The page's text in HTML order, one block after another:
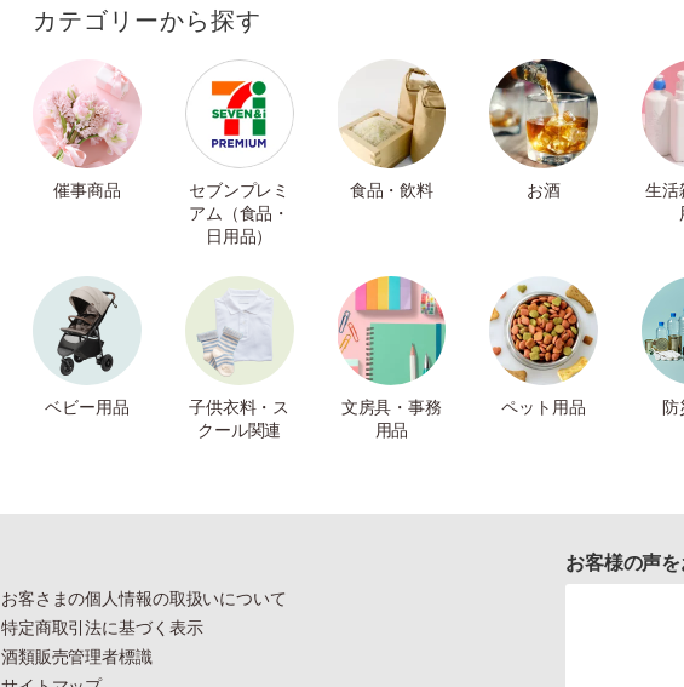
カテゴリーから探す
催事商品
セブンプレミ
アム（食品・
日用品）
食品・飲料 お酒
生活
ベビー用品
子供衣料・ス
クール関連
文房具・事務
用品
ペット用品 防
お客さまの個人情報の取扱いについて
特定商取引法に基づく表示
酒類販売管理者標識
お客様の声